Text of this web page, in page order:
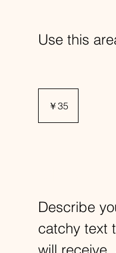
Use this
￥35
Describe
catchy text